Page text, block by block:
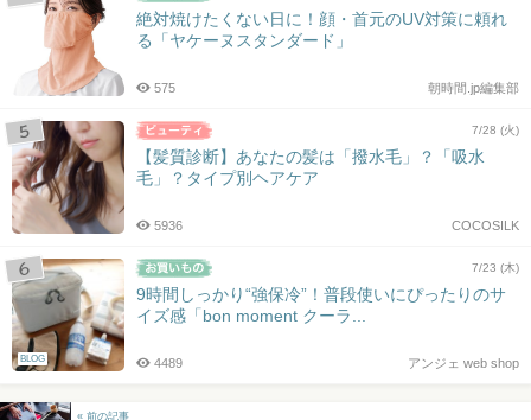
絶対焼けたくない日に！顔・首元のUV対策に頼れ
る「ヤケーヌスタンダード」
朝時間.jp編集部
575
7/28 (火)
【髪質診断】あなたの髪は「撥水毛」？「吸水
毛」？タイプ別ヘアケア
COCOSILK
5936
BLOG
7/23 (木)
9時間しっかり“強保冷”！普段使いにぴったりのサ
イズ感「bon moment クーラ...
アンジェ web shop
4489
« 前の記事